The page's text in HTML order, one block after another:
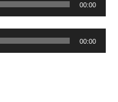
00:00
00:00